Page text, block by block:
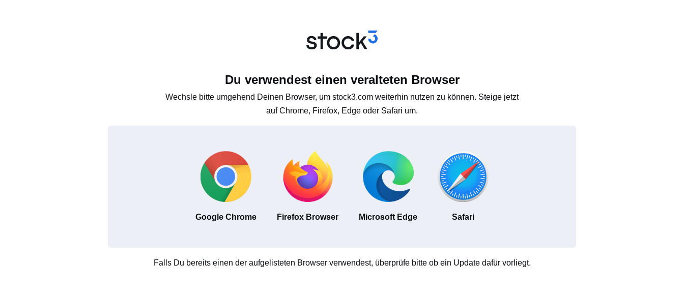
Du verwendest einen veralteten Browser
Wechsle bitte umgehend Deinen Browser, um stock3.com weiterhin nutzen zu können. Steige jetzt
auf Chrome, Firefox, Edge oder Safari um.
Google Chrome Firefox Browser Microsoft Edge Safari
Falls Du bereits einen der aufgelisteten Browser verwendest, überprüfe bitte ob ein Update dafür vorliegt.